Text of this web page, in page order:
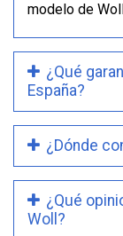
modelo de
¿Qué
España?
¿Dónde
¿Qué
Woll?